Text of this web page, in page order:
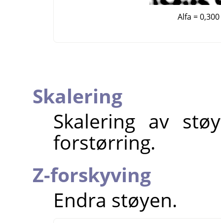
Alfa = 0,300
Skalering
Skalering av
forstørring.
Z-forskyving
Endra støyen.